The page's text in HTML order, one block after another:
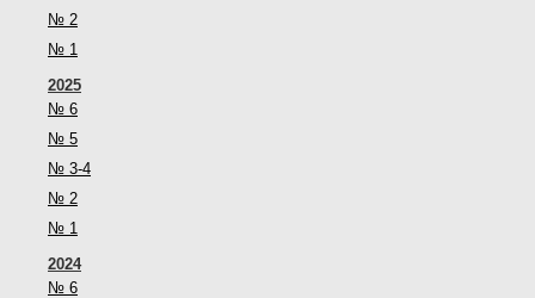
№ 2
№ 1
2025
№ 6
№ 5
№ 3-4
№ 2
№ 1
2024
№ 6